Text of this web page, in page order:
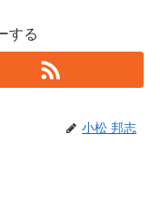
する
小松 邦志